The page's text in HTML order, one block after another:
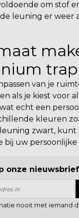
om stof
leuning er weer
van je
als je kiest voor
echt een
kleuren
zwart, kunt
bij uw persoonlijke
onze nieuwsbrief
nooit met iemand